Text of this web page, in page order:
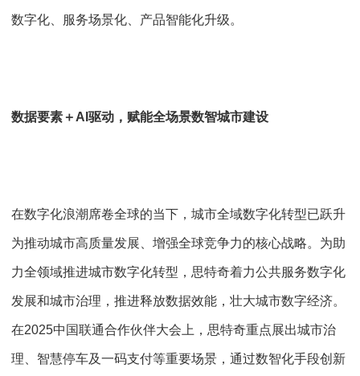
数字化、服务场景化、产品智能化升级。
数据要素＋AI驱动，赋能全场景数智城市建设
在数字化浪潮席卷全球的当下，城市全域数字化转型已跃升
为推动城市高质量发展、增强全球竞争力的核心战略。为助
力全领域推进城市数字化转型，思特奇着力公共服务数字化
发展和城市治理，推进释放数据效能，壮大城市数字经济。
在2025中国联通合作伙伴大会上，思特奇重点展出城市治
理、智慧停车及一码支付等重要场景，通过数智化手段创新